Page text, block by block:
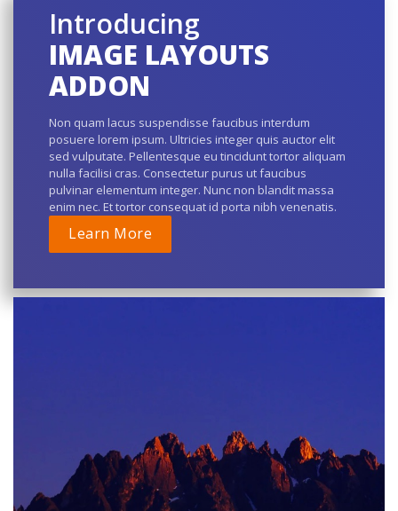
Introducing
IMAGE LAYOUTS
ADDON
Non quam lacus suspendisse faucibus interdum
posuere lorem ipsum. Ultricies integer quis auctor elit
sed vulputate. Pellentesque eu tincidunt tortor aliquam
nulla facilisi cras. Consectetur purus ut faucibus
pulvinar elementum integer. Nunc non blandit massa
enim nec. Et tortor consequat id porta nibh venenatis.
Learn More